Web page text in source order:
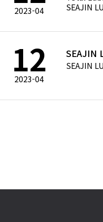
2023-04
SEAJIN
12
2023-04
SEAJIN
SEAJIN